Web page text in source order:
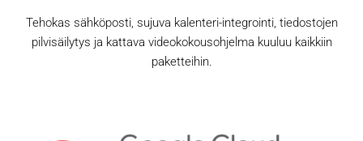
Tehokas sähköposti, sujuva kalenteri-integrointi, tiedostojen
pilvisäilytys ja kattava videokokousohjelma kuuluu kaikkiin
paketteihin.